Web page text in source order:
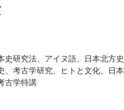
研究法、アイヌ語、日本北方史
、考古学研究、ヒトと文化、日
古学特講